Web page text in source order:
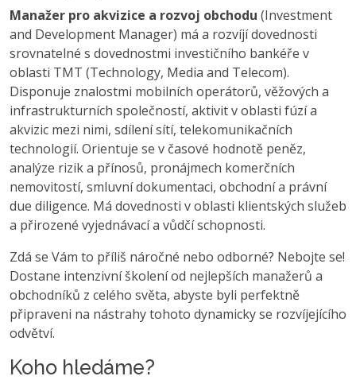
Manažer pro akvizice a rozvoj obchodu (Investment
and Development Manager) má a rozvíjí dovednosti
srovnatelné s dovednostmi investičního bankéře v
oblasti TMT (Technology, Media and Telecom).
Disponuje znalostmi mobilních operátorů, věžových a
infrastrukturních společností, aktivit v oblasti fúzí a
akvizic mezi nimi, sdílení sítí, telekomunikačních
technologií. Orientuje se v časové hodnotě peněz,
analýze rizik a přínosů, pronájmech komerčních
nemovitostí, smluvní dokumentaci, obchodní a právní
due diligence. Má dovednosti v oblasti klientských služeb
a přirozené vyjednávací a vůdčí schopnosti.
Zdá se Vám to příliš náročné nebo odborné? Nebojte se!
Dostane intenzivní školení od nejlepších manažerů a
obchodníků z celého světa, abyste byli perfektně
připraveni na nástrahy tohoto dynamicky se rozvíjejícího
odvětví.
Koho hledáme?